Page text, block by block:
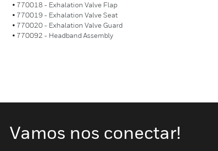
• 770018 - Exhalation Valve Flap
• 770019 - Exhalation Valve Seat
• 770020 - Exhalation Valve Guard
• 770092 - Headband Assembly
Vamos nos conectar!